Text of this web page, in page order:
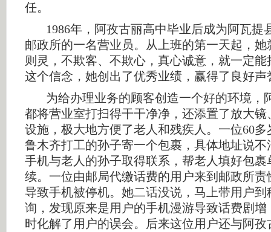
任。
1986年，阿孜古丽高中毕业后成为阿瓦提
邮政所的一名营业员。从上班的第一天起，
则灵，不欺客、不欺心，真心诚意，就一定
这个信念，她创出了优秀业绩，赢得了良好声
为给办理业务的顾客创造一个好的环境，
都将营业室打扫得干干净净，还添置了放大
设施，极大地方便了老人和残疾人。一位60
鲁木齐打工的孙子寄一个包裹，具体地址说
手机与老人的孙子取得联系，帮老人填好包
续。一位由邮局代缴话费的用户来到邮政所
导致手机被停机。她二话没说，马上带用户
询，发现原来是用户的手机漫游导致话费剧
时化解了用户的误会。后来这位用户还与阿